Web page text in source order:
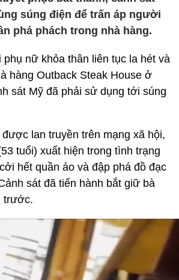
súng điện để trấn áp người
phá phách trong nhà hàng.
nữ khỏa thân liên tục la hét và
hàng Outback Steak House ở
sát Mỹ đã phải sử dụng tới súng
lan truyền trên mạng xã hội,
tuổi) xuất hiện trong tình trạng
hết quần áo và đập phá đồ đạc
sát đã tiến hành bắt giữ bà
trước.